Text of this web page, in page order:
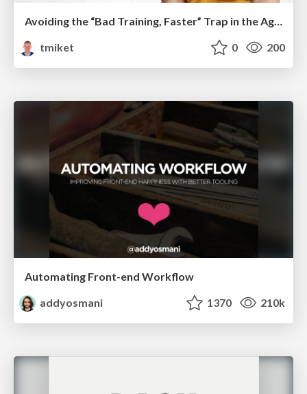
Avoiding the “Bad Training, Faster” Trap in the Age of AI
tmiket
0 200
Automating Front-end Workflow
addyosmani
1370 210k